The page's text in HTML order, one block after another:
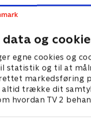
data og
egne cookies og
til statistik og til at
markedsføring
altid trække dit
hvordan TV 2